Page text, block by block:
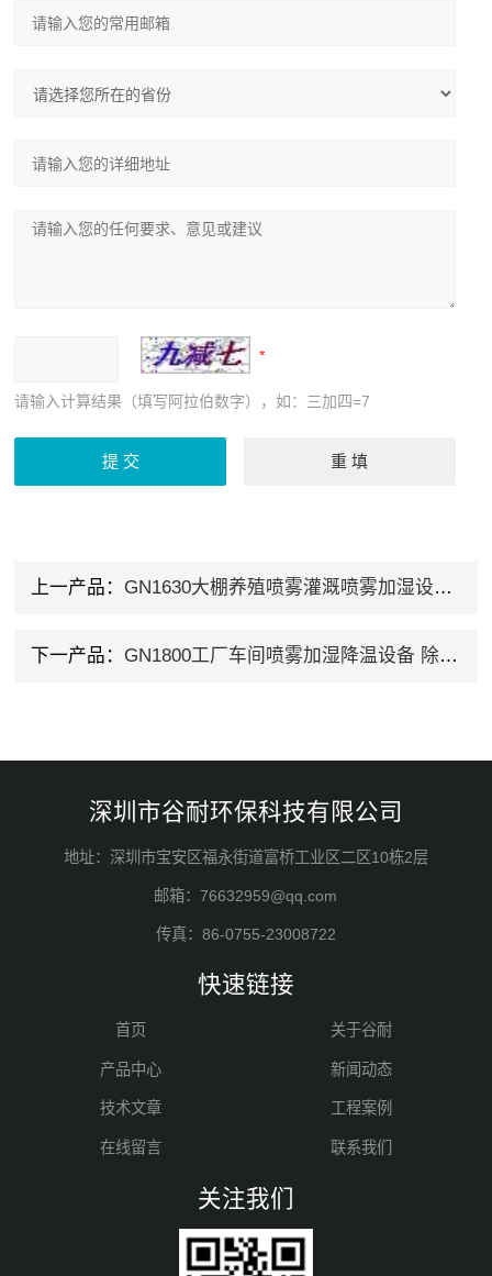
请输入计算结果（填写阿拉伯数字），如：三加四=7
上一产品： GN1630大棚养殖喷雾灌溉喷雾加湿设备 除臭设备
下一产品： GN1800工厂车间喷雾加湿降温设备 除臭设备
深圳市谷耐环保科技有限公司
地址：深圳市宝安区福永街道富桥工业区二区10栋2层
邮箱：76632959@qq.com
传真：86-0755-23008722
快速链接
首页 关于谷耐
产品中心 新闻动态
技术文章 工程案例
在线留言 联系我们
关注我们